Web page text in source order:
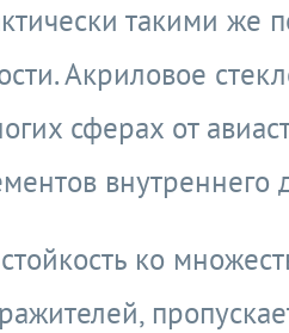
такими же
Акриловое
сферах от
внутреннего
ко